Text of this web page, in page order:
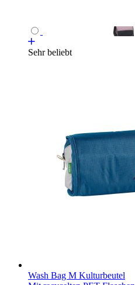
Sehr beliebt
Wash Bag M Kulturbeutel